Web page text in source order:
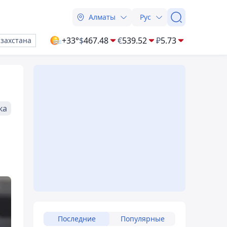
Алматы Рус
+33°$467.48 €539.52 ₽5.73
Последние Популярные